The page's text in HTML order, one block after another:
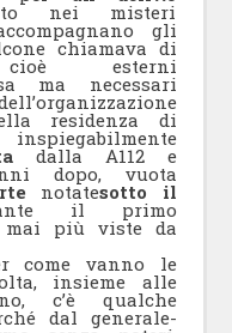
nei misteri
gli
chiamava di
esterni
ma necessari
residenza di
dalla A112 e
dopo, vuota
notatesotto il
il primo
più viste da
come vanno le
insieme alle
c’è qualche
dal generale-